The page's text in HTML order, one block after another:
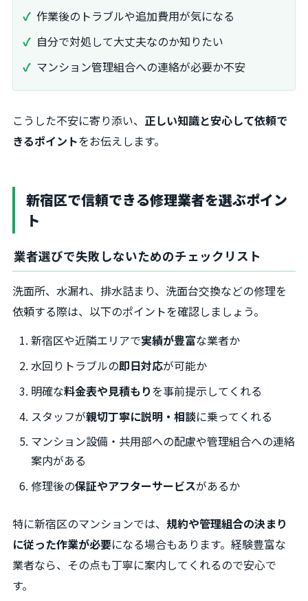
作業後のトラブルや追加費用が気になる
自分で対処して大丈夫なのか知りたい
マンション管理組合への連絡が必要か不安
こうした不安に寄り添い、 正しい知識と安心して依頼で
きるポイントをお伝えします。
新宿区で信頼できる修理業者を選ぶポイン
ト
業者選びで失敗しないためのチェックリスト
洗面所、水漏れ、排水詰まり、洗面台交換などの修理を
依頼する際は、以下のポイントを確認しましょう。
新宿区や近隣エリアで実績が豊富な業者か
水回りトラブルの即日対応が可能か
明確な料金表や見積もりを事前提示してくれる
スタッフが親切丁寧に説明・相談に乗ってくれる
マンション設備・共用部への配慮や管理組合への連絡
案内がある
修理後の保証やアフターサービスがあるか
特に新宿区のマンションでは、 規約や管理組合の決まり
に従った作業が必要になる場合もあります。経験豊富な
業者なら、その点も丁寧に案内してくれるので安心で
す。